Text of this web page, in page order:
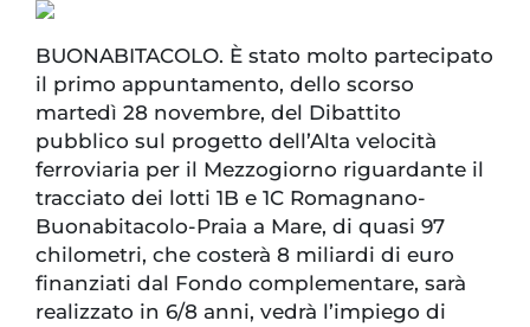
BUONABITACOLO. È stato molto partecipato
il primo appuntamento, dello scorso
martedì 28 novembre, del Dibattito
pubblico sul progetto dell’Alta velocità
ferroviaria per il Mezzogiorno riguardante il
tracciato dei lotti 1B e 1C Romagnano-
Buonabitacolo-Praia a Mare, di quasi 97
chilometri, che costerà 8 miliardi di euro
finanziati dal Fondo complementare, sarà
realizzato in 6/8 anni, vedrà l’impiego di